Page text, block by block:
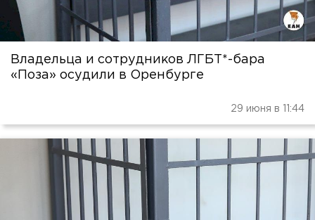
Владельца и сотрудников ЛГБТ*-бара
«Поза» осудили в Оренбурге
29 июня в 11:44